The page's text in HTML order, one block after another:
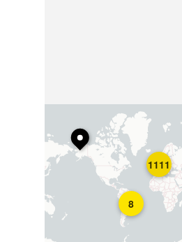
8
1111